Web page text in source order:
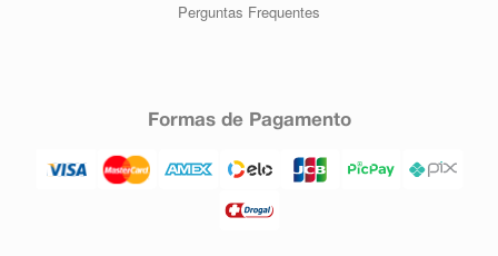
Perguntas Frequentes
Formas de Pagamento